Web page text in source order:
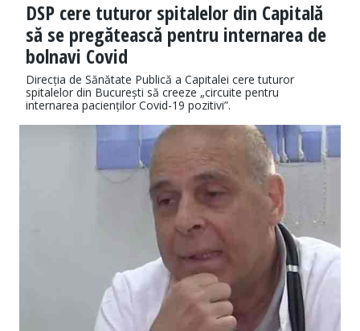
DSP cere tuturor spitalelor din Capitală
să se pregătească pentru internarea de
bolnavi Covid
Direcția de Sănătate Publică a Capitalei cere tuturor
spitalelor din București să creeze „circuite pentru
internarea pacienților Covid-19 pozitivi”.